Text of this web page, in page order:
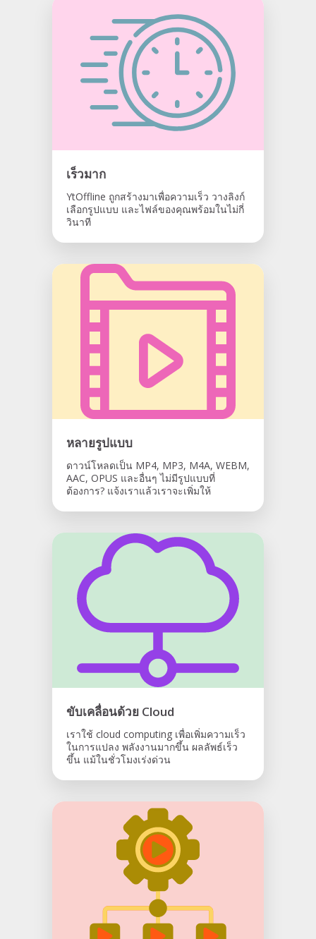
เร็วมาก
YtOffline ถูกสร้างมาเพื่อความเร็ว วางลิงก์
เลือกรูปแบบ และไฟล์ของคุณพร้อมในไม่กี่
วินาที
หลายรูปแบบ
ดาวน์โหลดเป็น MP4, MP3, M4A, WEBM,
AAC, OPUS และอื่นๆ ไม่มีรูปแบบที่
ต้องการ? แจ้งเราแล้วเราจะเพิ่มให้
ขับเคลื่อนด้วย Cloud
เราใช้ cloud computing เพื่อเพิ่มความเร็ว
ในการแปลง พลังงานมากขึ้น ผลลัพธ์เร็ว
ขึ้น แม้ในชั่วโมงเร่งด่วน